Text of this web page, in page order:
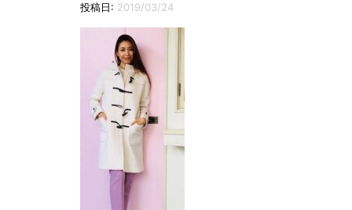
投稿日: 2019/03/24